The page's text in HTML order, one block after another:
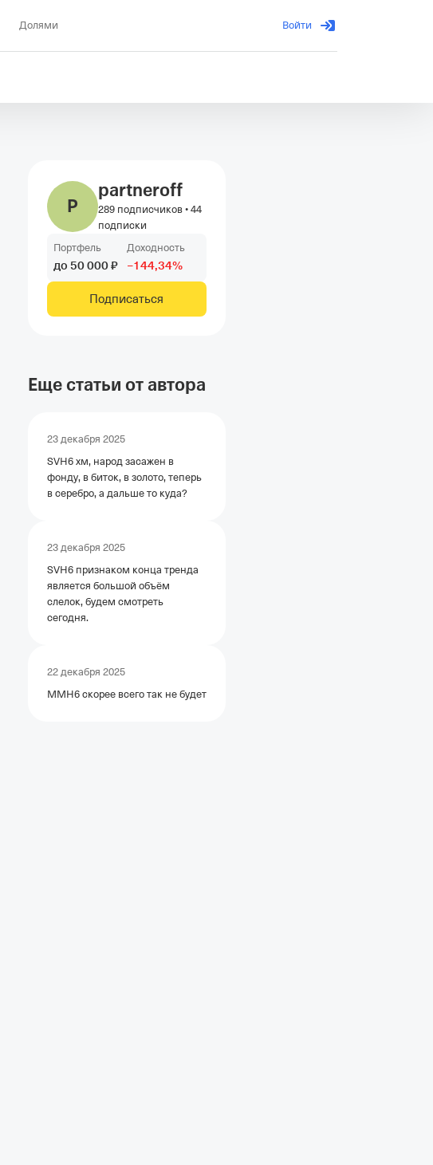
Долями Войти
P
partneroff
289 подписчиков • 44
подписки
Портфель
до 50000₽
Доходность
−144,34%
Подписаться
Еще статьи от автора
23 декабря 2025
SVH6 хм, народ засажен в
фонду, в биток, в золото, теперь
в серебро, а дальше то куда?
23 декабря 2025
SVH6 признаком конца тренда
является большой объём
слелок, будем смотреть
сегодня.
22 декабря 2025
MMH6 скорее всего так не будет